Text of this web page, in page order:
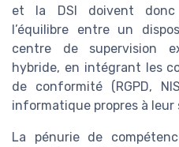
et la DSI doivent donc
l’équilibre entre un
centre de supervision
hybride, en intégrant les
de conformité (RGPD,
informatique propres à leur
La pénurie de